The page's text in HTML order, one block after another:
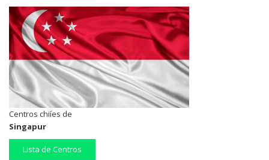
Centros chiíes de
Singapur
Lista de Centros